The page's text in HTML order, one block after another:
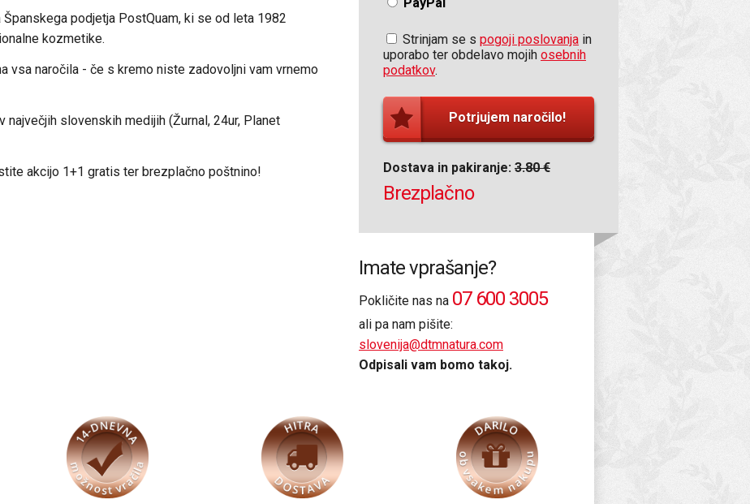
Strinjam se s pogoji poslovanja in
uporabo ter obdelavo mojih osebnih
podatkov.
Dostava in pakiranje: 3.80 €
Brezplačno
Imate vprašanje?
Pokličite nas na 07 600 3005
ali pa nam pišite:
slovenija@dtmnatura.com
Odpisali vam bomo takoj.
Španskega podjetja PostQuam, ki se od leta 1982
kozmetike.
vsa naročila - če s kremo niste zadovoljni vam vrnemo
največjih slovenskih medijih (Žurnal, 24ur, Planet
akcijo 1+1 gratis ter brezplačno poštnino!